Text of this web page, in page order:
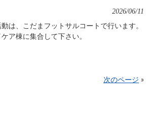
2026/06/11
は、こだまフットサルコートで行います。
ア棟に集合して下さい。
次のページ »